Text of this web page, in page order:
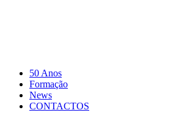
50 Anos
Formação
News
CONTACTOS